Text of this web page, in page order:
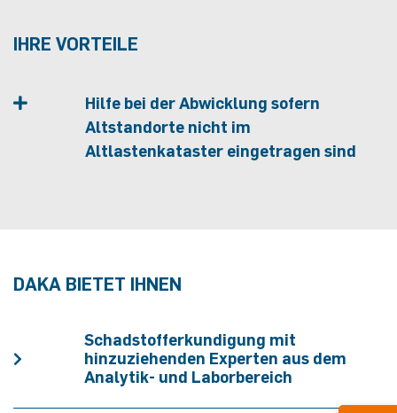
IHRE VORTEILE
Hilfe bei der Abwicklung sofern
Altstandorte nicht im
Altlastenkataster eingetragen sind
DAKA BIETET IHNEN
Schadstofferkundigung mit
hinzuziehenden Experten aus dem
Analytik- und Laborbereich